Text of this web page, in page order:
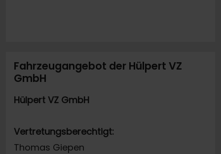
Fahrzeugangebot der Hülpert VZ
GmbH
Hülpert VZ GmbH
Vertretungsberechtigt:
Thomas Giepen